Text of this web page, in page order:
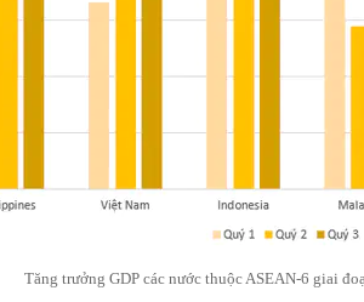
Tăng trưởng GDP các nước thuộc ASEAN-6 giai